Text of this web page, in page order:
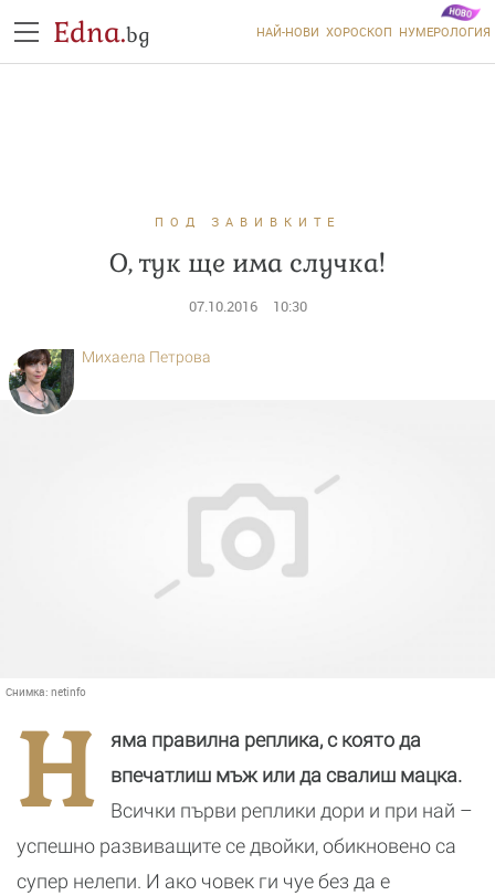
Edna.bg НАЙ-НОВИ ХОРОСКОП НУМЕРОЛОГИЯ
ПОД ЗАВИВКИТЕ
О, тук ще има случка!
07.10.2016 10:30
Снимка: netinfo
Михаела Петрова
Н
яма правилна реплика, с която да
впечатлиш мъж или да свалиш мацка.
Всички първи реплики дори и при най –
успешно развиващите се двойки, обикновено са
супер нелепи. И ако човек ги чуе без да е